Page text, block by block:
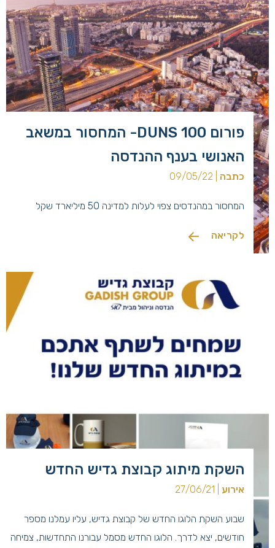
פורום DUNS 100- המחסור במשאב
האנושי בענף ההנדסה
כתבה
המחסור במהנדסים צפוי לעלות למדינה 50 מיליארד שקל
לקריאה
השקת מיתוג קבוצת גדיש החדש
אירוע
שבוע השקת הלוגו החדש של קבוצת גדיש, עליו עמלנו מספר
חודשים, יצא לדרך. הלוגו החדש מסמל עבורנו התחדשות, צמיחה